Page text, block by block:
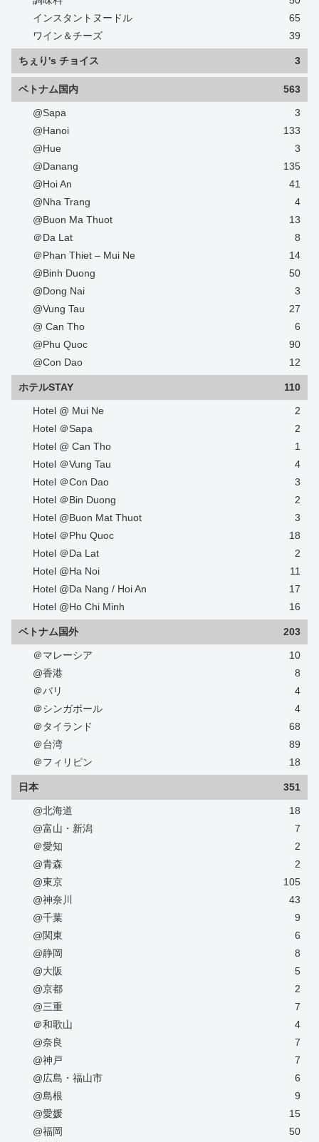
インスタントヌードル
65
ワイン＆チーズ
39
ちぇり's チョイス 3
ベトナム国内 563
@Sapa
3
@Hanoi
133
@Hue
3
@Danang
135
@Hoi An
41
@Nha Trang
4
@Buon Ma Thuot
13
＠Da Lat
8
＠Phan Thiet – Mui Ne
14
@Binh Duong
50
@Dong Nai
3
@Vung Tau
27
@ Can Tho
6
@Phu Quoc
90
@Con Dao
12
ホテルSTAY 110
Hotel @ Mui Ne
2
Hotel ＠Sapa
2
Hotel @ Can Tho
1
Hotel ＠Vung Tau
4
Hotel ＠Con Dao
3
Hotel ＠Bin Duong
2
Hotel @Buon Mat Thuot
3
Hotel ＠Phu Quoc
18
Hotel ＠Da Lat
2
Hotel @Ha Noi
11
Hotel @Da Nang / Hoi An
17
Hotel @Ho Chi Minh
16
ベトナム国外 203
＠マレーシア
10
@香港
8
＠バリ
4
＠シンガポール
4
＠タイランド
68
＠台湾
89
＠フィリピン
18
日本 351
@北海道
18
@富山・新潟
7
＠愛知
2
@青森
2
@東京
105
@神奈川
43
@千葉
9
@関東
6
@静岡
8
@大阪
5
@京都
2
@三重
7
＠和歌山
4
@奈良
7
@神戸
7
@広島・福山市
6
@島根
9
@愛媛
15
@福岡
50